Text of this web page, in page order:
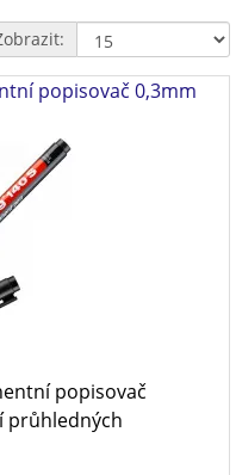
popisovač 0,3mm
popisovač
průhledných